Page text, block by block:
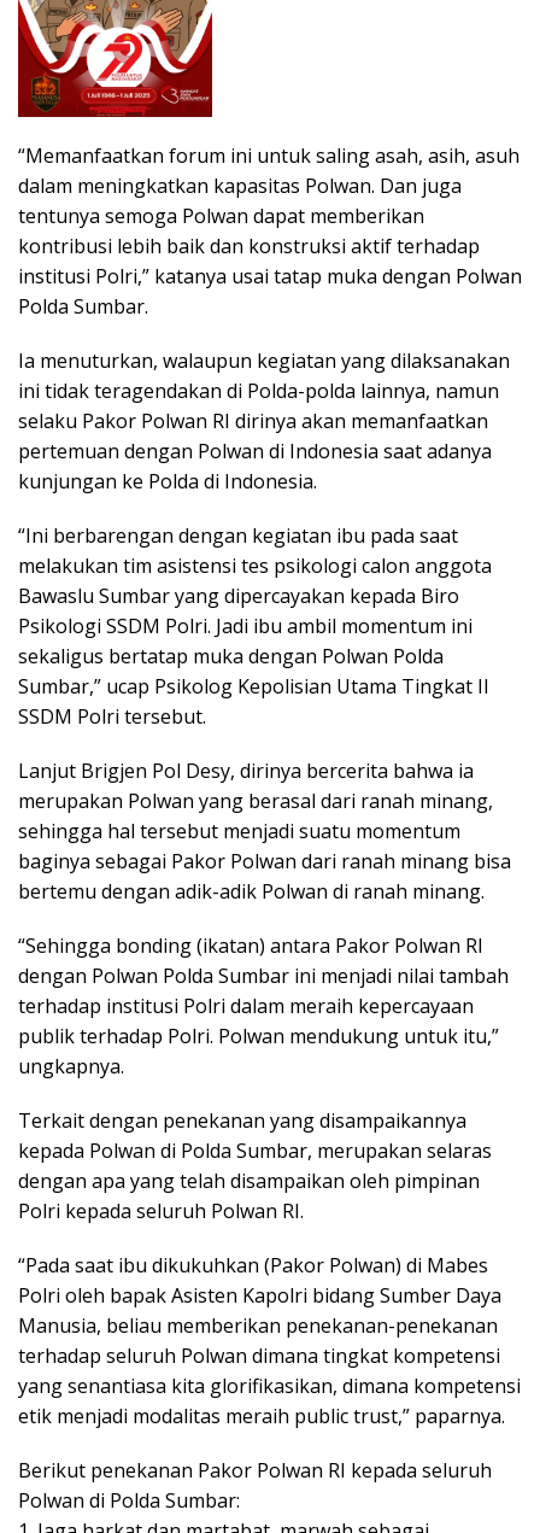
“Memanfaatkan forum ini untuk saling asah, asih, asuh
dalam meningkatkan kapasitas Polwan. Dan juga
tentunya semoga Polwan dapat memberikan
kontribusi lebih baik dan konstruksi aktif terhadap
institusi Polri,” katanya usai tatap muka dengan Polwan
Polda Sumbar.
Ia menuturkan, walaupun kegiatan yang dilaksanakan
ini tidak teragendakan di Polda-polda lainnya, namun
selaku Pakor Polwan RI dirinya akan memanfaatkan
pertemuan dengan Polwan di Indonesia saat adanya
kunjungan ke Polda di Indonesia.
“Ini berbarengan dengan kegiatan ibu pada saat
melakukan tim asistensi tes psikologi calon anggota
Bawaslu Sumbar yang dipercayakan kepada Biro
Psikologi SSDM Polri. Jadi ibu ambil momentum ini
sekaligus bertatap muka dengan Polwan Polda
Sumbar,” ucap Psikolog Kepolisian Utama Tingkat II
SSDM Polri tersebut.
Lanjut Brigjen Pol Desy, dirinya bercerita bahwa ia
merupakan Polwan yang berasal dari ranah minang,
sehingga hal tersebut menjadi suatu momentum
baginya sebagai Pakor Polwan dari ranah minang bisa
bertemu dengan adik-adik Polwan di ranah minang.
“Sehingga bonding (ikatan) antara Pakor Polwan RI
dengan Polwan Polda Sumbar ini menjadi nilai tambah
terhadap institusi Polri dalam meraih kepercayaan
publik terhadap Polri. Polwan mendukung untuk itu,”
ungkapnya.
Terkait dengan penekanan yang disampaikannya
kepada Polwan di Polda Sumbar, merupakan selaras
dengan apa yang telah disampaikan oleh pimpinan
Polri kepada seluruh Polwan RI.
“Pada saat ibu dikukuhkan (Pakor Polwan) di Mabes
Polri oleh bapak Asisten Kapolri bidang Sumber Daya
Manusia, beliau memberikan penekanan-penekanan
terhadap seluruh Polwan dimana tingkat kompetensi
yang senantiasa kita glorifikasikan, dimana kompetensi
etik menjadi modalitas meraih public trust,” paparnya.
Berikut penekanan Pakor Polwan RI kepada seluruh
Polwan di Polda Sumbar: